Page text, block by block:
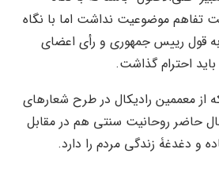
تفاهم موضوعیت نداشت اما با نگاه
قول رییس جمهوری و رأی اعضای
احترام گذاشت.
از معممین رادیکال در طرح شعارهای
حاضر روحانیت سنتی هم در مقابل
و دغدغۀ زندگی مردم را دارد.